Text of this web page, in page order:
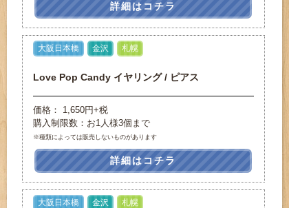
詳細はコチラ
大阪日本橋 金沢 札幌
Love Pop Candy イヤリング / ピアス
価格： 1,650円+税
購入制限数：お1人様3個まで
※種類によっては販売しないものがあります
詳細はコチラ
大阪日本橋 金沢 札幌